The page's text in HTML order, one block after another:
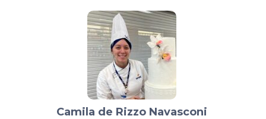
Camila de Rizzo Navasconi